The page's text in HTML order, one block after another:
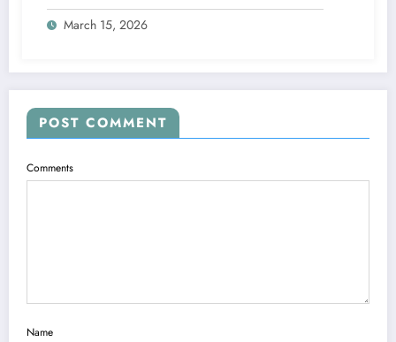
March 15, 2026
POST COMMENT
Comments
Name